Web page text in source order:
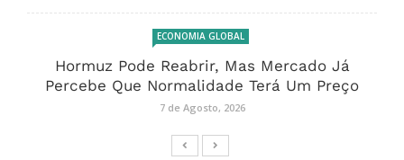
ECONOMIA GLOBAL
Hormuz Pode Reabrir, Mas Mercado Já
Percebe Que Normalidade Terá Um Preço
7 de Agosto, 2026